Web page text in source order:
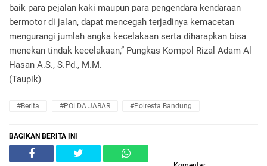
baik para pejalan kaki maupun para pengendara kendaraan
bermotor di jalan, dapat mencegah terjadinya kemacetan
mengurangi jumlah angka kecelakaan serta diharapkan bisa
menekan tindak kecelakaan,” Pungkas Kompol Rizal Adam Al
Hasan A.S., S.Pd., M.M.
(Taupik)
#Berita #POLDA JABAR #Polresta Bandung
BAGIKAN BERITA INI